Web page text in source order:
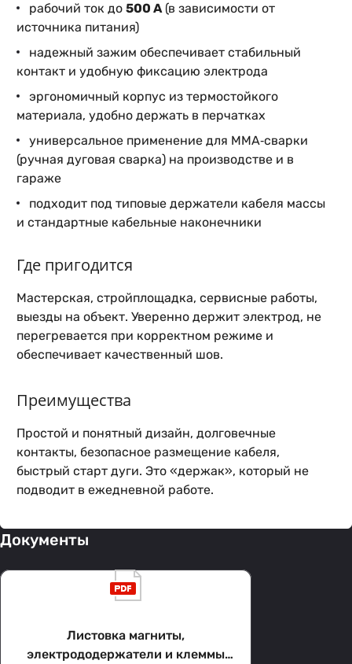
рабочий ток до 500 А(в зависимости от
источника питания)
надежный зажим обеспечивает стабильный
контакт и удобную фиксацию электрода
эргономичный корпус из термостойкого
материала, удобно держать в перчатках
универсальное применение для MMA‑сварки
(ручная дуговая сварка) на производстве и в
гараже
подходит под типовые держатели кабеля массы
и стандартные кабельные наконечники
Где пригодится
Мастерская, стройплощадка, сервисные работы,
выезды на объект. Уверенно держит электрод, не
перегревается при корректном режиме и
обеспечивает качественный шов.
Преимущества
Простой и понятный дизайн, долговечные
контакты, безопасное размещение кабеля,
быстрый старт дуги. Это «держак», который не
подводит в ежедневной работе.
Документы
Листовка магниты,
электрододержатели и клеммы